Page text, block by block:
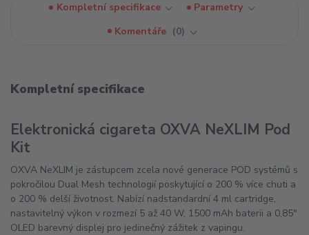
Kompletní specifikace
Parametry
Komentáře
0
Kompletní specifikace
Elektronická cigareta OXVA NeXLIM Pod
Kit
OXVA NeXLIM je zástupcem zcela nové generace POD systémů s
pokročilou Dual Mesh technologií poskytující o 200 % více chuti a
o 200 % delší životnost. Nabízí nadstandardní 4 ml cartridge,
nastavitelný výkon v rozmezí 5 až 40 W, 1500 mAh baterii a 0,85"
OLED barevný displej pro jedinečný zážitek z vapingu.